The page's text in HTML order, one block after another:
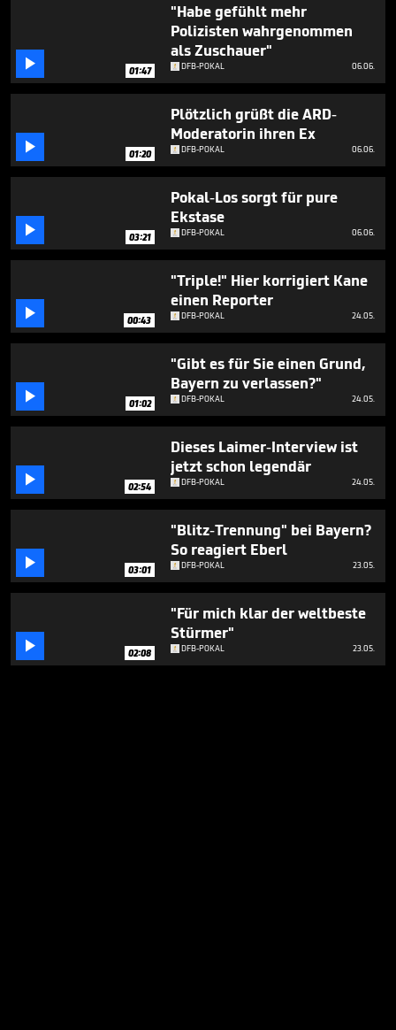
 01:47
"Habe gefühlt mehr
Polizisten wahrgenommen
als Zuschauer"
DFB-POKAL 06.06.
 01:20
Plötzlich grüßt die ARD-
Moderatorin ihren Ex
DFB-POKAL 06.06.
 03:21
Pokal-Los sorgt für pure
Ekstase
DFB-POKAL 06.06.
 00:43
"Triple!" Hier korrigiert Kane
einen Reporter
DFB-POKAL 24.05.
 01:02
"Gibt es für Sie einen Grund,
Bayern zu verlassen?"
DFB-POKAL 24.05.
 02:54
Dieses Laimer-Interview ist
jetzt schon legendär
DFB-POKAL 24.05.
 03:01
"Blitz-Trennung" bei Bayern?
So reagiert Eberl
DFB-POKAL 23.05.
 02:08
"Für mich klar der weltbeste
Stürmer"
DFB-POKAL 23.05.